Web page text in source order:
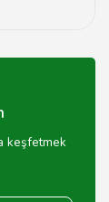
keşfetmek